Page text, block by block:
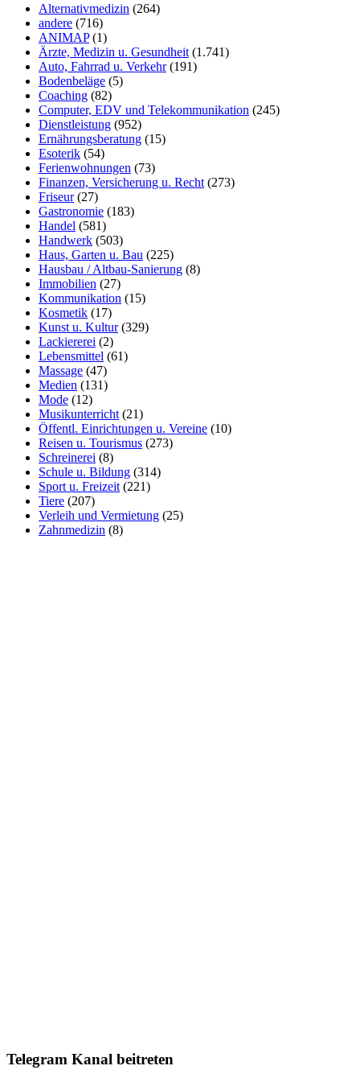
Alternativmedizin (264)
andere (716)
ANIMAP(1)
Ärzte, Medizin u. Gesundheit (1.741)
Auto, Fahrrad u. Verkehr(191)
Bodenbeläge (5)
Coaching (82)
Computer, EDV und Telekommunikation (245)
Dienstleistung (952)
Ernährungsberatung (15)
Esoterik (54)
Ferienwohnungen (73)
Finanzen, Versicherung u. Recht (273)
Friseur(27)
Gastronomie (183)
Handel (581)
Handwerk (503)
Haus, Garten u. Bau (225)
Hausbau / Altbau-Sanierung (8)
Immobilien (27)
Kommunikation (15)
Kosmetik (17)
Kunst u. Kultur(329)
Lackiererei (2)
Lebensmittel (61)
Massage (47)
Medien (131)
Mode (12)
Musikunterricht (21)
Öffentl. Einrichtungen u. Vereine (10)
Reisen u. Tourismus (273)
Schreinerei (8)
Schule u. Bildung (314)
Sport u. Freizeit (221)
Tiere (207)
Verleih und Vermietung (25)
Zahnmedizin (8)
Telegram Kanal beitreten